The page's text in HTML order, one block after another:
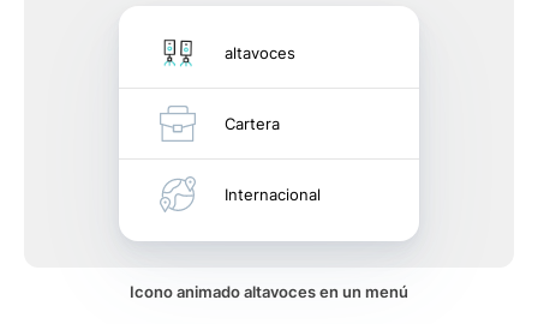
altavoces
Cartera
Internacional
Icono animado altavoces en un menú